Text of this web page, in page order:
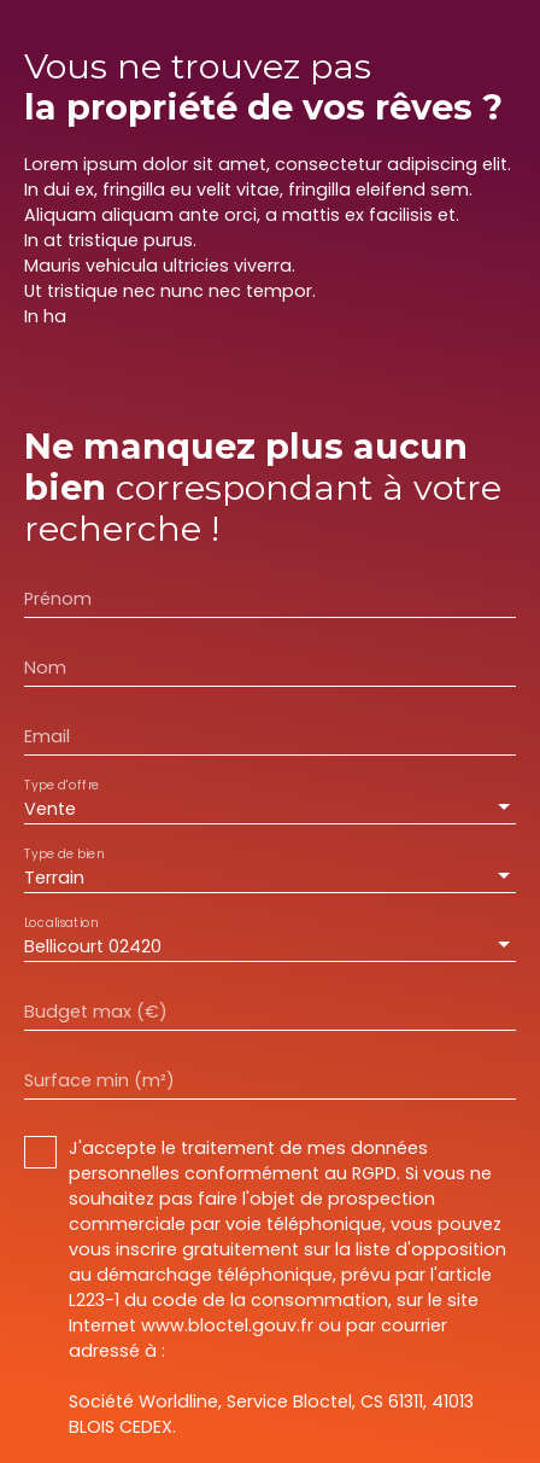
Vous ne trouvez pas
la propriété de vos rêves ?
Lorem ipsum dolor sit amet, consectetur adipiscing elit.
In dui ex, fringilla eu velit vitae, fringilla eleifend sem.
Aliquam aliquam ante orci, a mattis ex facilisis et.
In at tristique purus.
Mauris vehicula ultricies viverra.
Ut tristique nec nunc nec tempor.
In ha
Ne manquez plus aucun
bien correspondant à votre
recherche !
Prénom
Nom
Email
Vente
Type d'offre
Terrain
Type de bien
Bellicourt 02420
Localisation
Budget max (€)
Surface min (m²)
J'accepte le traitement de mes données
personnelles conformément au RGPD. Si vous ne
souhaitez pas faire l'objet de prospection
commerciale par voie téléphonique, vous pouvez
vous inscrire gratuitement sur la liste d'opposition
au démarchage téléphonique, prévu par l'article
L223-1 du code de la consommation, sur le site
Internet www.bloctel.gouv.fr ou par courrier
adressé à :
Société Worldline, Service Bloctel, CS 61311, 41013
BLOIS CEDEX.